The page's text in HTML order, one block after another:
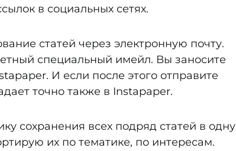
в социальных сетях.
статей через электронную почту.
специальный имейл. Вы заносите
И если после этого отправите
точно также в Instapaper.
сохранения всех подряд статей в одну
их по тематике, по интересам.